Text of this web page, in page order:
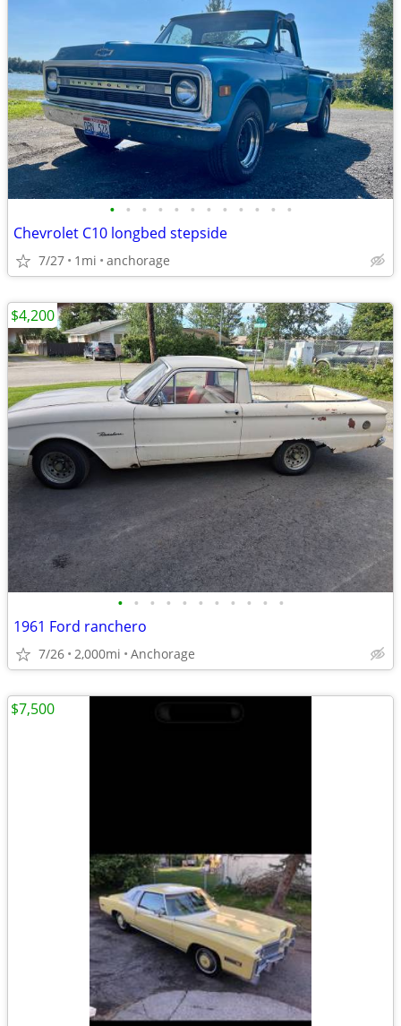
• • • • • • • • • • • •
Chevrolet C10 longbed stepside
7/27 1mi anchorage
• • • • • • • • • • •
1961 Ford ranchero
7/26 2,000mi Anchorage
$4,200
$7,500